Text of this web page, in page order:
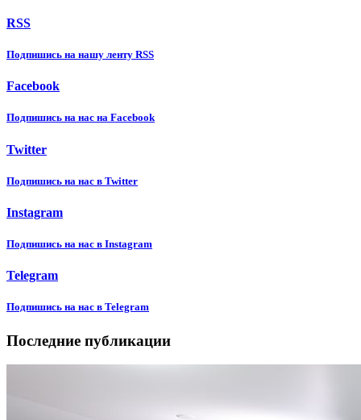
RSS
Подпишиcь на нашу ленту RSS
Facebook
Подпишиcь на нас на Facebook
Twitter
Подпишиcь на нас в Twitter
Instagram
Подпишиcь на нас в Instagram
Telegram
Подпишиcь на нас в Telegram
Последние публикации